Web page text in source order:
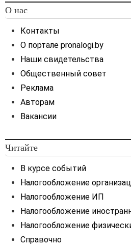
О нас
Контакты
О портале pronalogi.by
Наши свидетельства
Общественный совет
Реклама
Авторам
Вакансии
Читайте
В курсе событий
Налогообложение
Налогообложение ИП
Налогообложение
Налогообложение
Справочно